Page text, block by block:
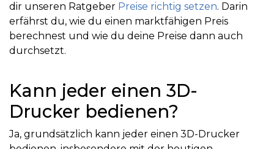
dir unseren Ratgeber Preise richtig setzen. Darin
erfährst du, wie du einen marktfähigen Preis
berechnest und wie du deine Preise dann auch
durchsetzt.
Kann jeder einen 3D-
Drucker bedienen?
Ja, grundsätzlich kann jeder einen 3D-Drucker